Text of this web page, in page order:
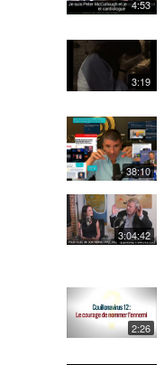
4:53
3:19
38:10
3:04:42
2:26